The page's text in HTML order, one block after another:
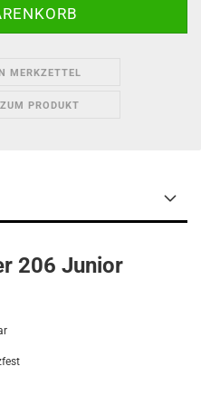
MERKZETTEL
PRODUKT
206 Junior